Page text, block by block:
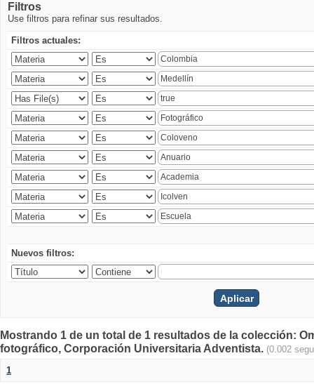
Filtros
Use filtros para refinar sus resultados.
Filtros actuales:
Nuevos filtros:
Mostrando 1 de un total de 1 resultados de la colección:
fotográfico, Corporación Universitaria Adventista. (0.002
1